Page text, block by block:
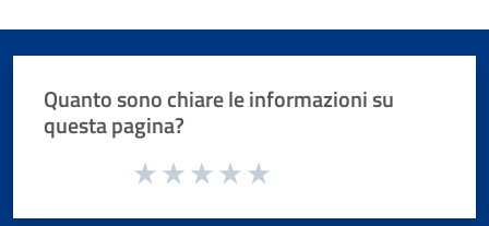
Quanto sono chiare le informazioni su
questa pagina?
Valuta da 1 a 5 stelle la pagina